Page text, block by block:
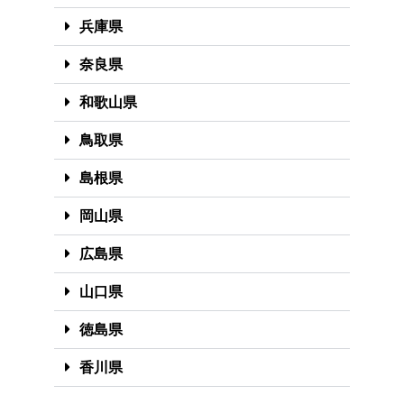
兵庫県
奈良県
和歌山県
鳥取県
島根県
岡山県
広島県
山口県
徳島県
香川県